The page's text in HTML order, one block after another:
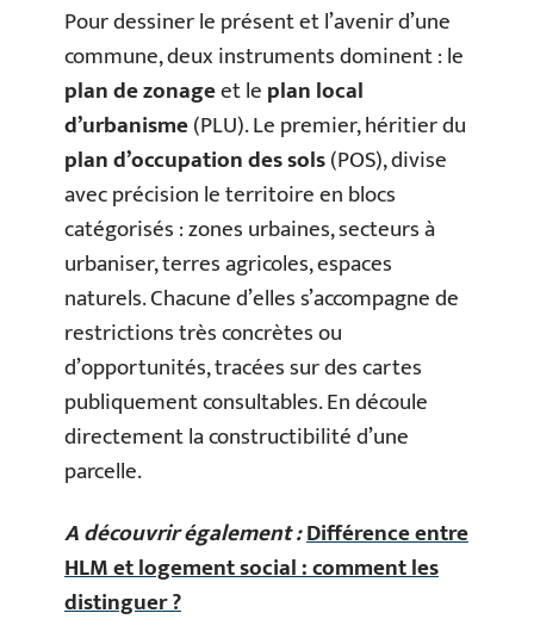
Pour dessiner le présent et l’avenir d’une
commune, deux instruments dominent : le
plan de zonageet leplan local
d’urbanisme(PLU). Le premier, héritier du
plan d’occupation des sols(POS), divise
avec précision le territoire en blocs
catégorisés : zones urbaines, secteurs à
urbaniser, terres agricoles, espaces
naturels. Chacune d’elles s’accompagne de
restrictions très concrètes ou
d’opportunités, tracées sur des cartes
publiquement consultables. En découle
directement la constructibilité d’une
parcelle.
A découvrir également :Différence entre
HLM et logement social : comment les
distinguer ?